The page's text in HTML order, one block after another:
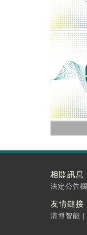
相關訊息
法定公告欄
友情鏈接
清博智能 |